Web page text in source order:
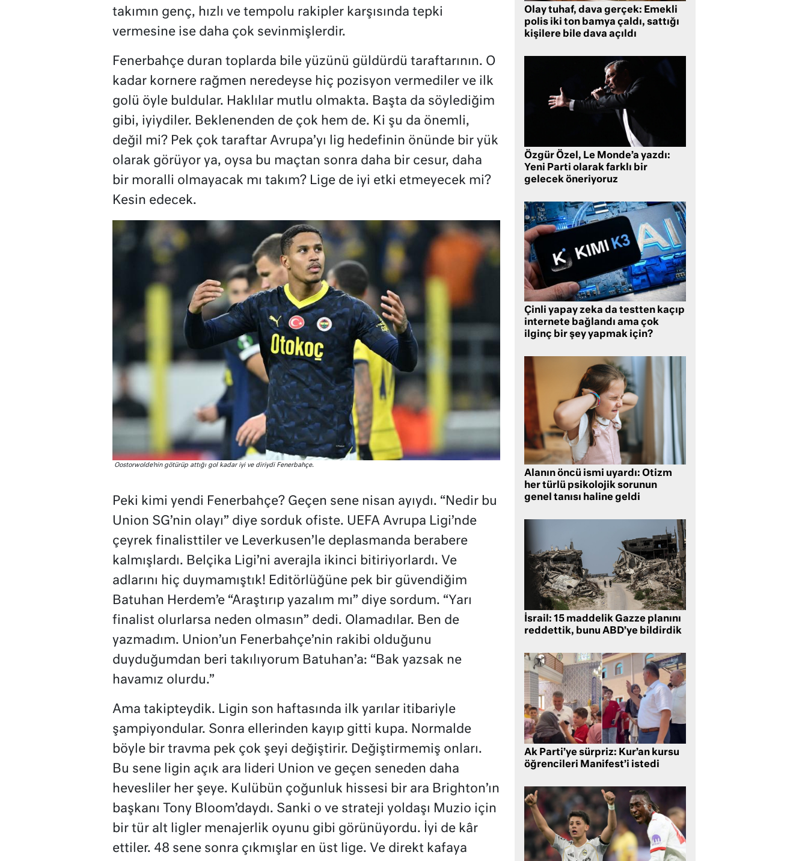
takımın genç, hızlı ve tempolu rakipler karşısında tepki
vermesine ise daha çok sevinmişlerdir.
Fenerbahçe duran toplarda bile yüzünü güldürdü taraftarının. O
kadar kornere rağmen neredeyse hiç pozisyon vermediler ve ilk
golü öyle buldular. Haklılar mutlu olmakta. Başta da söylediğim
gibi, iyiydiler. Beklenenden de çok hem de. Ki şu da önemli,
değil mi? Pek çok taraftar Avrupa’yı lig hedefinin önünde bir yük
olarak görüyor ya, oysa bu maçtan sonra daha bir cesur, daha
bir moralli olmayacak mı takım? Lige de iyi etki etmeyecek mi?
Kesin edecek.
Oostorwolde’nin götürüp attığı gol kadar iyi ve diriydi Fenerbahçe.
Peki kimi yendi Fenerbahçe? Geçen sene nisan ayıydı. “Nedir bu
Union SG’nin olayı” diye sorduk ofiste. UEFA Avrupa Ligi’nde
çeyrek finalisttiler ve Leverkusen’le deplasmanda berabere
kalmışlardı. Belçika Ligi’ni averajla ikinci bitiriyorlardı. Ve
adlarını hiç duymamıştık! Editörlüğüne pek bir güvendiğim
Batuhan Herdem’e “Araştırıp yazalım mı” diye sordum. “Yarı
finalist olurlarsa neden olmasın” dedi. Olamadılar. Ben de
yazmadım. Union’un Fenerbahçe’nin rakibi olduğunu
duyduğumdan beri takılıyorum Batuhan’a: “Bak yazsak ne
havamız olurdu.”
Ama takipteydik. Ligin son haftasında ilk yarılar itibariyle
şampiyondular. Sonra ellerinden kayıp gitti kupa. Normalde
böyle bir travma pek çok şeyi değiştirir. Değiştirmemiş onları.
Bu sene ligin açık ara lideri Union ve geçen seneden daha
hevesliler her şeye. Kulübün çoğunluk hissesi bir ara Brighton’ın
başkanı Tony Bloom’daydı. Sanki o ve strateji yoldaşı Muzio için
bir tür alt ligler menajerlik oyunu gibi görünüyordu. İyi de kâr
ettiler. 48 sene sonra çıkmışlar en üst lige. Ve direkt kafaya
Olay tuhaf, dava gerçek: Emekli
polis iki ton bamya çaldı, sattığı
kişilere bile dava açıldı
Özgür Özel, Le Monde’a yazdı:
Yeni Parti olarak farklı bir
gelecek öneriyoruz
Çinli yapay zeka da testten kaçıp
internete bağlandı ama çok
ilginç bir şey yapmak için?
Alanın öncü ismi uyardı: Otizm
her türlü psikolojik sorunun
genel tanısı haline geldi
İsrail: 15 maddelik Gazze planını
reddettik, bunu ABD’ye bildirdik
Ak Parti’ye sürpriz: Kur’an kursu
öğrencileri Manifest’i istedi